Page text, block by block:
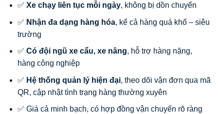
✅ Xe chạy liên tục mỗi ngày, không bị dồn chuyến
✅ Nhận đa dạng hàng hóa, kể cả hàng quá khổ – siêu
trường
✅ Có đội ngũ xe cẩu, xe nâng, hỗ trợ hàng nặng,
hàng công nghiệp
✅ Hệ thống quản lý hiện đại, theo dõi vận đơn qua mã
QR, cập nhật tình trạng hàng thường xuyên
✅ Giá cả minh bạch, có hợp đồng vận chuyển rõ ràng